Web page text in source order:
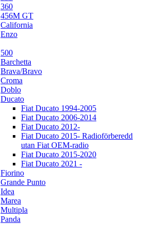
360
456M GT
California
Enzo
500
Barchetta
Brava/Bravo
Croma
Doblo
Ducato
Fiat Ducato 1994-2005
Fiat Ducato 2006-2014
Fiat Ducato 2012-
Fiat Ducato 2015- Radioförberedd
utan Fiat OEM-radio
Fiat Ducato 2015-2020
Fiat Ducato 2021 -
Fiorino
Grande Punto
Idea
Marea
Multipla
Panda